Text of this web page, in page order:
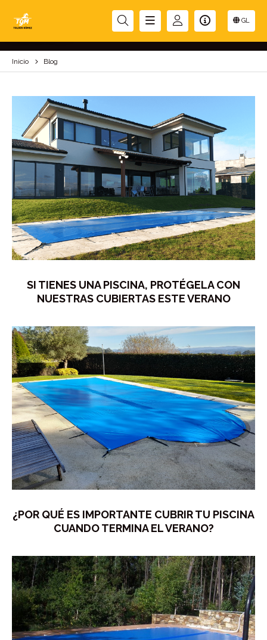
GL
BLOG
Inicio Blog
SI TIENES UNA PISCINA, PROTÉGELA CON
NUESTRAS CUBIERTAS ESTE VERANO
¿POR QUÉ ES IMPORTANTE CUBRIR TU PISCINA
CUANDO TERMINA EL VERANO?